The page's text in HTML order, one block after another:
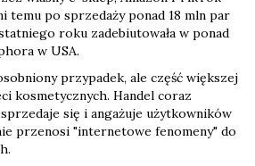
temu po sprzedaży ponad 18 mln par
roku zadebiutowała w ponad
w USA.
przypadek, ale część większej
kosmetycznych. Handel coraz
się i angażuje użytkowników
przenosi "internetowe fenomeny" do